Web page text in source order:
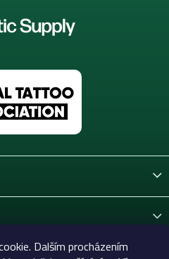
Dalším procházením